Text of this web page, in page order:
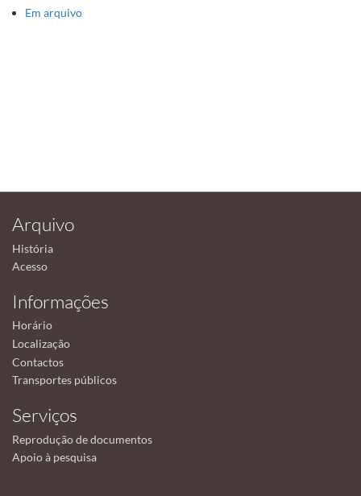
Em arquivo
Arquivo
História
Acesso
Informações
Horário
Localização
Contactos
Transportes públicos
Serviços
Reprodução de documentos
Apoio à pesquisa